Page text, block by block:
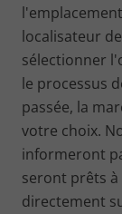
localisateur
sélectionner
le processus
passée, la
votre choix.
informeront
seront prêts
directement